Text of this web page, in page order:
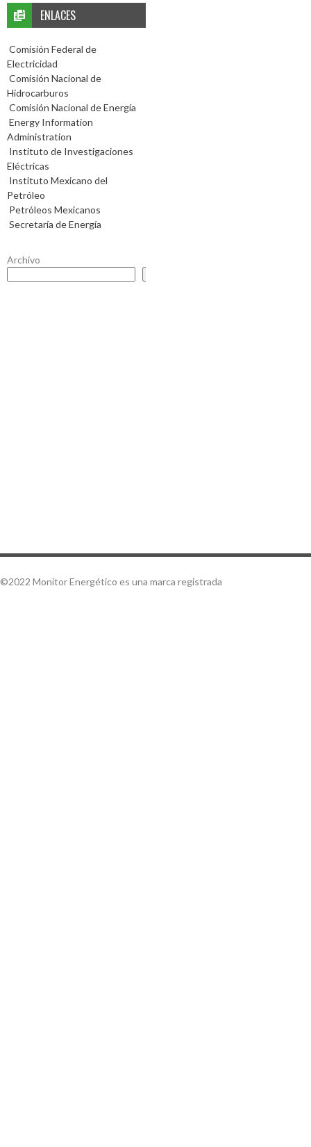
ENLACES
Comisión Federal de
Electricidad
Comisión Nacional de
Hidrocarburos
Comisión Nacional de Energía
Energy Information
Administration
Instituto de Investigaciones
Eléctricas
Instituto Mexicano del
Petróleo
Petróleos Mexicanos
Secretaría de Energía
Archivo
©2022 Monitor Energético es una marca registrada